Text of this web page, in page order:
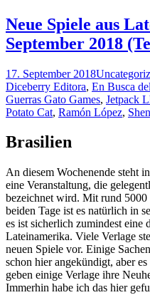
Neue Spiele aus
September 2018
17. September 2018
Diceberry Editora, En Busca
Guerras Gato Games, Jetpack
Potato Cat, Ramón López,
Brasilien
An diesem Wochenende steht
eine Veranstaltung, die
bezeichnet wird. Mit rund
beiden Tage ist es natürlich in
es ist sicherlich zumindest eine
Lateinamerika. Viele Verlage
neuen Spiele vor. Einige
schon hier angekündigt, aber
geben einige Verlage ihre
Immerhin habe ich das hier